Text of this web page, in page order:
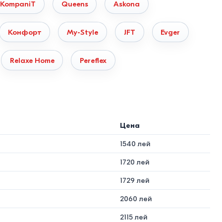
покрывается порошковой антикоррозийной
и скрипа.
износостойким текстилем. Для обивки изголовья
Мартиндейла (эффект «Антикоготь»). Модели из
/ Подросток. Высокий спрос для детских комнат.
модель для малогабаритных квартир.
KompaniT Queens Askona
Конфорт My-Style JFT Evger
Relaxe Home Pereflex
Цена
1540 лей
1720 лей
1729 лей
2060 лей
2115 лей